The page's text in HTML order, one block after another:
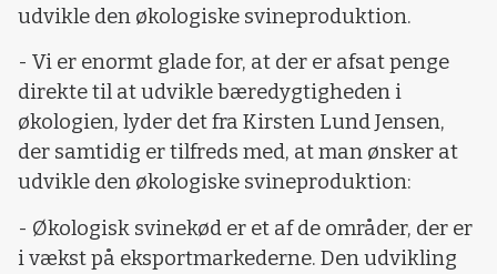
udvikle den økologiske svineproduktion.
- Vi er enormt glade for, at der er afsat penge
direkte til at udvikle bæredygtigheden i
økologien, lyder det fra Kirsten Lund Jensen,
der samtidig er tilfreds med, at man ønsker at
udvikle den økologiske svineproduktion:
- Økologisk svinekød er et af de områder, der er
i vækst på eksportmarkederne. Den udvikling